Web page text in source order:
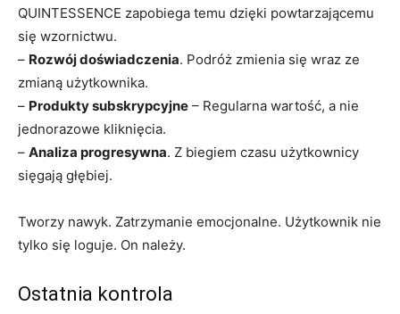
QUINTESSENCE zapobiega temu dzięki powtarzającemu
się wzornictwu.
– Rozwój doświadczenia. Podróż zmienia się wraz ze
zmianą użytkownika.
– Produkty subskrypcyjne – Regularna wartość, a nie
jednorazowe kliknięcia.
– Analiza progresywna. Z biegiem czasu użytkownicy
sięgają głębiej.
Tworzy nawyk. Zatrzymanie emocjonalne. Użytkownik nie
tylko się loguje. On należy.
Ostatnia kontrola